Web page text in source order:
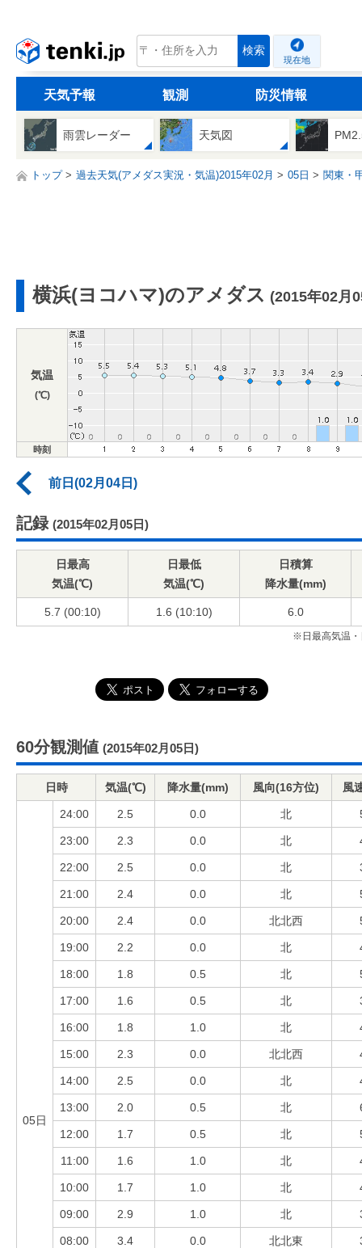
tenki.jp 検索
現在地
天気予報 観測 防災情報
雨雲レーダー 天気図
トップ 過去天気(アメダス実況・気温)2015年02月 05日 関東・
横浜(ヨコハマ)のアメダス (2015年02月
気温
(℃)
時刻
前日(02月04日)
記録 (2015年02月05日)
日最高
気温(℃)
日最低
気温(℃)
日積算
降水量(mm)
5.7 (00:10) 1.6 (10:10) 6.0
※日最高気温・
60分観測値 (2015年02月05日)
日時 気温(℃) 降水量(mm) 風向(16方位) 風
05日
24:00 2.5 0.0 北
23:00 2.3 0.0 北
22:00 2.5 0.0 北
21:00 2.4 0.0 北
20:00 2.4 0.0 北北西
19:00 2.2 0.0 北
18:00 1.8 0.5 北
17:00 1.6 0.5 北
16:00 1.8 1.0 北
15:00 2.3 0.0 北北西
14:00 2.5 0.0 北
13:00 2.0 0.5 北
12:00 1.7 0.5 北
11:00 1.6 1.0 北
10:00 1.7 1.0 北
09:00 2.9 1.0 北
08:00 3.4 0.0 北北東